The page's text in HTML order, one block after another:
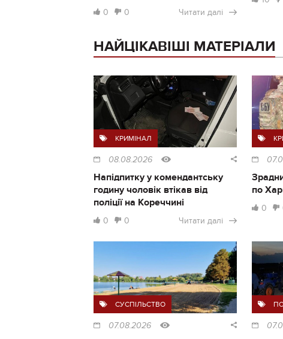
0 0 Читати далі
НАЙЦІКАВІШІ МАТЕРІАЛИ
КРИМІНАЛ
08.08.2026
Напідпитку у комендантську
годину чоловік втікав від
поліції на Кореччині
0 0 Читати далі
по
0
СУСПІЛЬСТВО
07.08.2026